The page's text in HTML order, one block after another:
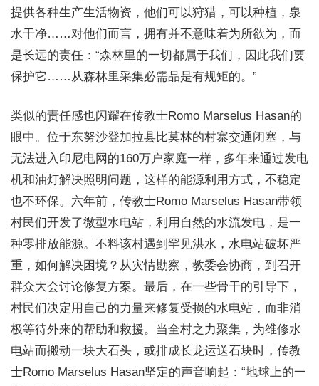
提供各种生产生活物资，他们可以狩猎，可以种植，泉
水干净……对他们而言，拥有并不意味着为所欲为，而
是长远的责任：“森林里的一切都属于我们，因此我们要
保护它……从森林里采集必需品是有规矩的。”
类似的责任感也闪耀在传教士Romo Marselus Hasan的
眼中。位于东努沙登加拉县比莫林的村寨交通闭塞，与
无法进入印尼电网的160万户家庭一样，多年来通过发电
机和油灯解决照明问题，这样的能源利用方式，不稳定
也不环保。六年前，传教士Romo Marselus Hasan带领
村民们开发了微型水电站，利用自然的水流发电，是一
种零排放能源。不料该村遇到罕见洪水，水电站破坏严
重，如何解决困境？从灾情勘察，教委会协商，到召开
群众大会讨论修复方案。最后，在一些骨干的引导下，
村民们决定用自己的力量来修复受损的水电站，而非消
极等待外来的帮助和救援。当全村之力聚集，为维修水
电站而搬动一块大石头，或排成长龙运送石块时，传教
士Romo Marselus Hasan坚定的声音响起：“地球上的一